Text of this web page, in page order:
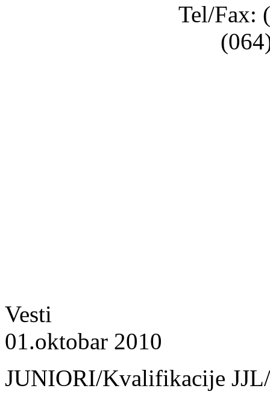
Tel/Fax:
Vesti
01.oktobar 2010
JUNIORI/Kvalifikacije